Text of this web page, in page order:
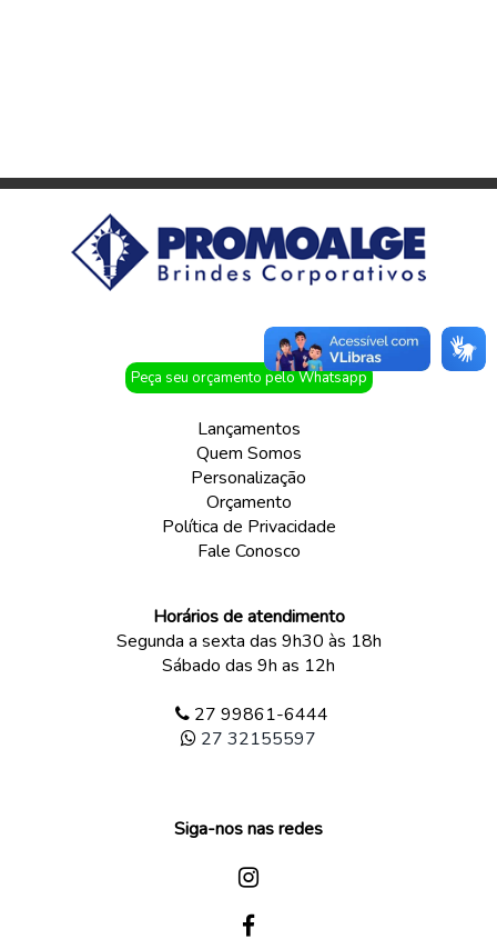
Peça seu orçamento pelo Whatsapp
Lançamentos
Quem Somos
Personalização
Orçamento
Política de Privacidade
Fale Conosco
Horários de atendimento
Segunda a sexta das 9h30 às 18h
Sábado das 9h as 12h
27 99861-6444
27 32155597
Siga-nos nas redes